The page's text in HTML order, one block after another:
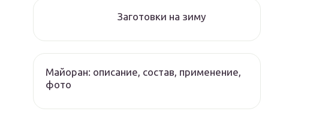
Заготовки на зиму
Майоран: описание, состав, применение,
фото